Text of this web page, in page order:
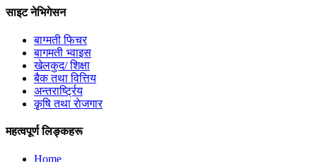
साइट नेभिगेसन
बाग्मती फिचर
बागमती भ्वाइस
खेलकुद/ शिक्षा
बैक तथा वित्तिय
अन्तरार्ष्ट्रिय
कृृषि तथा राेजगार
महत्वपूर्ण लिङ्कहरू
Home